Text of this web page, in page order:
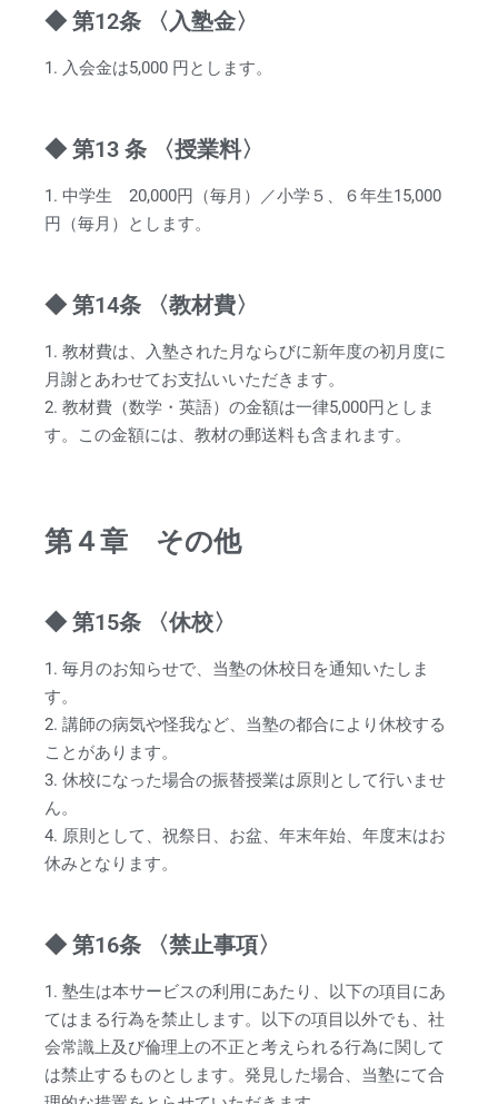
◆ 第12条 〈入塾金〉
1. 入会金は5,000 円とします。
◆ 第13 条 〈授業料〉
1. 中学生 20,000円（毎月）／小学５、６年生15,000
円（毎月）とします。
◆ 第14条 〈教材費〉
1. 教材費は、入塾された月ならびに新年度の初月度に
月謝とあわせてお支払いいただきます。
2. 教材費（数学・英語）の金額は一律5,000円としま
す。この金額には、教材の郵送料も含まれます。
第４章 その他
◆ 第15条 〈休校〉
1. 毎月のお知らせで、当塾の休校日を通知いたしま
す。
2. 講師の病気や怪我など、当塾の都合により休校する
ことがあります。
3. 休校になった場合の振替授業は原則として行いませ
ん。
4. 原則として、祝祭日、お盆、年末年始、年度末はお
休みとなります。
◆ 第16条 〈禁止事項〉
1. 塾生は本サービスの利用にあたり、以下の項目にあ
てはまる行為を禁止します。以下の項目以外でも、社
会常識上及び倫理上の不正と考えられる行為に関して
は禁止するものとします。発見した場合、当塾にて合